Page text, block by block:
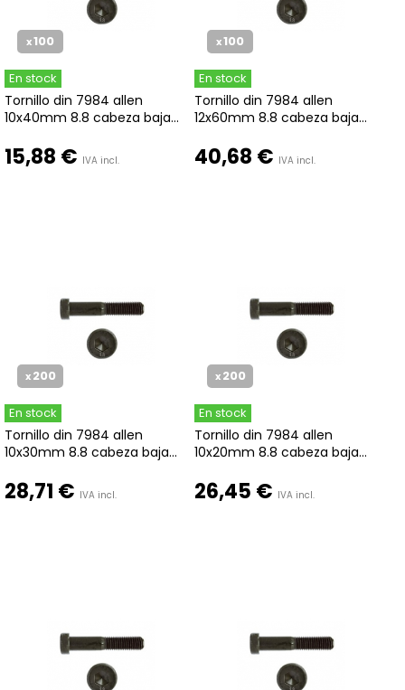
x100
En stock
Tornillo din 7984 allen
10x40mm 8.8 cabeza baja...
15,88 € IVA incl.
x100
En stock
Tornillo din 7984 allen
12x60mm 8.8 cabeza baja...
40,68 € IVA incl.
x 200
En stock
Tornillo din 7984 allen
10x30mm 8.8 cabeza baja...
28,71 € IVA incl.
x 200
En stock
Tornillo din 7984 allen
10x20mm 8.8 cabeza baja...
26,45 € IVA incl.